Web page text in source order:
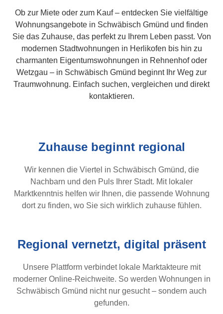
Ob zur Miete oder zum Kauf – entdecken Sie vielfältige
Wohnungsangebote in Schwäbisch Gmünd und finden
Sie das Zuhause, das perfekt zu Ihrem Leben passt. Von
modernen Stadtwohnungen in Herlikofen bis hin zu
charmanten Eigentumswohnungen in Rehnenhof oder
Wetzgau – in Schwäbisch Gmünd beginnt Ihr Weg zur
Traumwohnung. Einfach suchen, vergleichen und direkt
kontaktieren.
Zuhause beginnt regional
Wir kennen die Viertel in Schwäbisch Gmünd, die
Nachbarn und den Puls Ihrer Stadt. Mit lokaler
Marktkenntnis helfen wir Ihnen, die passende Wohnung
dort zu finden, wo Sie sich wirklich zuhause fühlen.
Regional vernetzt, digital präsent
Unsere Plattform verbindet lokale Marktakteure mit
moderner Online-Reichweite. So werden Wohnungen in
Schwäbisch Gmünd nicht nur gesucht – sondern auch
gefunden.